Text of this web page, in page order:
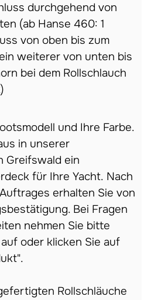
durchgehend von
(ab Hanse 460: 1
von oben bis zum
weiterer von unten bis
bei dem Rollschlauch
und Ihre Farbe.
in unserer
Greifswald ein
für Ihre Yacht. Nach
erhalten Sie von
Bei Fragen
nehmen Sie bitte
oder klicken Sie auf
Rollschläuche